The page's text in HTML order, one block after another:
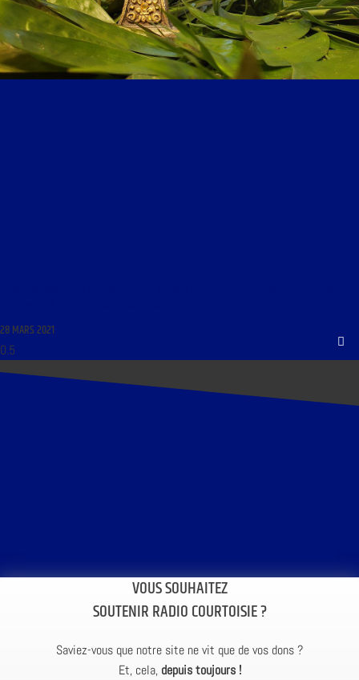
28 MARS 2021
VOUS SOUHAITEZ
SOUTENIR RADIO COURTOISIE ?
Saviez-vous que notre site ne vit que de vos dons ?
Et, cela, depuis toujours !